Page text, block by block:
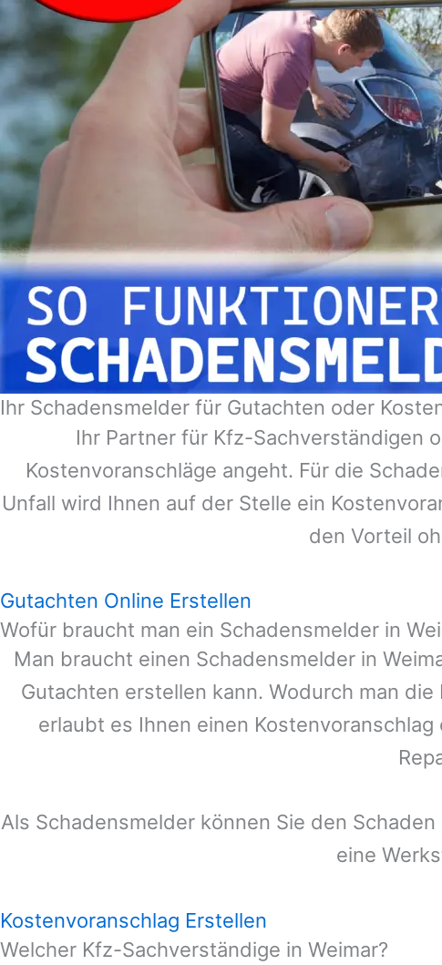
Ihr Schadensmelder für Gutachten oder
Ihr Partner für Kfz-Sachverständigen
Kostenvoranschläge angeht. Für die
Unfall wird Ihnen auf der Stelle ein
den Vorteil
Gutachten Online Erstellen
Wofür braucht man ein Schadensmelder in
Man braucht einen Schadensmelder in
Gutachten erstellen kann. Wodurch man
erlaubt es Ihnen einen
Als Schadensmelder können Sie den
eine
Kostenvoranschlag Erstellen
Welcher Kfz-Sachverständige in Weimar?